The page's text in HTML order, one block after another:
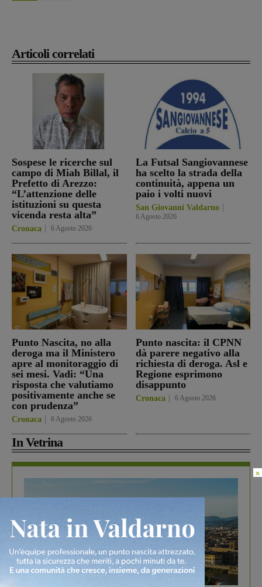
Articoli correlati
Sospese le ricerche sul
campo di Miah Billal, il
Prefetto di Arezzo:
“L’attenzione delle
istituzioni su questa
vicenda resta alta”
Cronaca 6 Agosto 2026
La Futsal Sangiovannese
ha scelto la strada della
continuità, appena un
paio i volti nuovi
San Giovanni Valdarno
6 Agosto 2026
Punto Nascita, no alla
deroga ma il Ministero
apre al monitoraggio di
sei mesi. Vadi: “Una
risposta che valutiamo
positivamente anche se
con prudenza”
Cronaca 6 Agosto 2026
Punto nascita: il CPNN
dà parere negativo alla
richiesta di deroga. Asl e
Regione esprimono
disappunto
Cronaca 6 Agosto 2026
In Vetrina
×